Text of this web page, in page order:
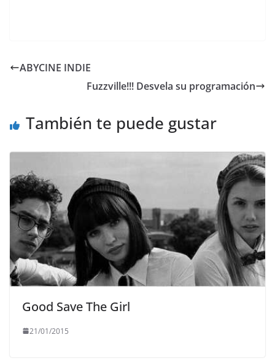
ABYCINE INDIE
Fuzzville!!! Desvela su programación
También te puede gustar
Good Save The Girl
21/01/2015